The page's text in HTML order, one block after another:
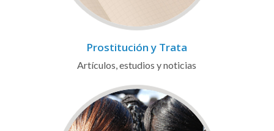
Prostitución y Trata
Artículos, estudios y noticias